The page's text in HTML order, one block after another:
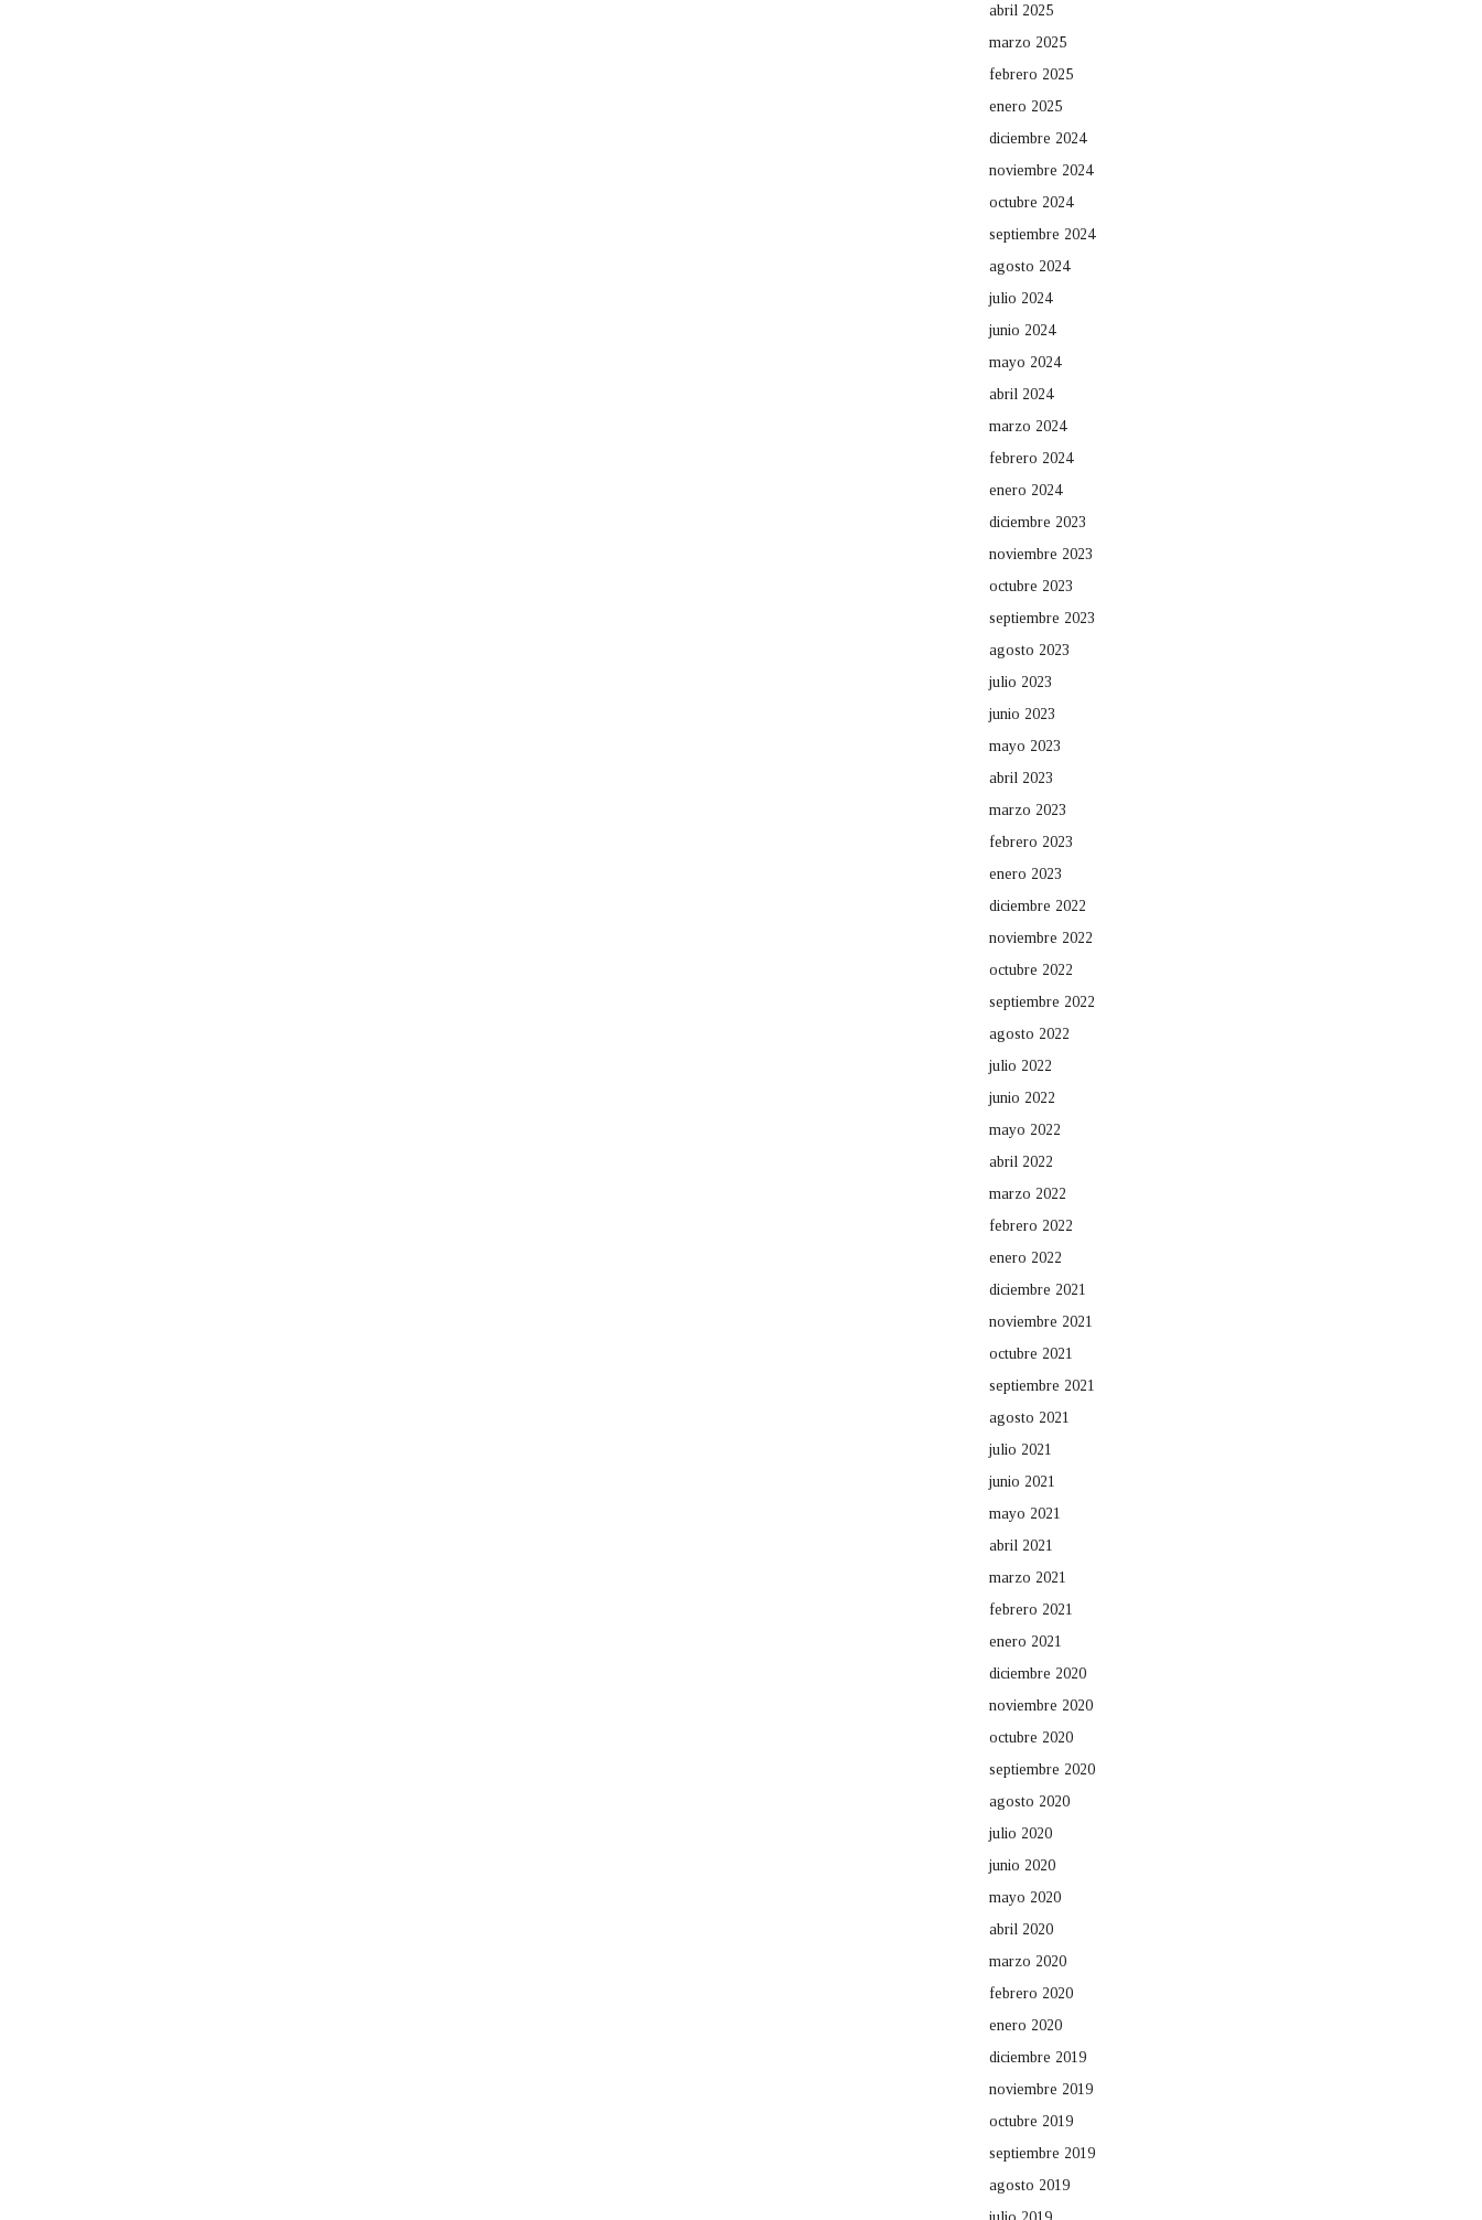
abril 2025
marzo 2025
febrero 2025
enero 2025
diciembre 2024
noviembre 2024
octubre 2024
septiembre 2024
agosto 2024
julio 2024
junio 2024
mayo 2024
abril 2024
marzo 2024
febrero 2024
enero 2024
diciembre 2023
noviembre 2023
octubre 2023
septiembre 2023
agosto 2023
julio 2023
junio 2023
mayo 2023
abril 2023
marzo 2023
febrero 2023
enero 2023
diciembre 2022
noviembre 2022
octubre 2022
septiembre 2022
agosto 2022
julio 2022
junio 2022
mayo 2022
abril 2022
marzo 2022
febrero 2022
enero 2022
diciembre 2021
noviembre 2021
octubre 2021
septiembre 2021
agosto 2021
julio 2021
junio 2021
mayo 2021
abril 2021
marzo 2021
febrero 2021
enero 2021
diciembre 2020
noviembre 2020
octubre 2020
septiembre 2020
agosto 2020
julio 2020
junio 2020
mayo 2020
abril 2020
marzo 2020
febrero 2020
enero 2020
diciembre 2019
noviembre 2019
octubre 2019
septiembre 2019
agosto 2019